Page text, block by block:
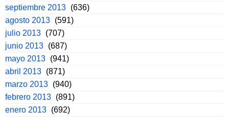
septiembre 2013 (636)
agosto 2013 (591)
julio 2013 (707)
junio 2013 (687)
mayo 2013 (941)
abril 2013 (871)
marzo 2013 (940)
febrero 2013 (891)
enero 2013 (692)